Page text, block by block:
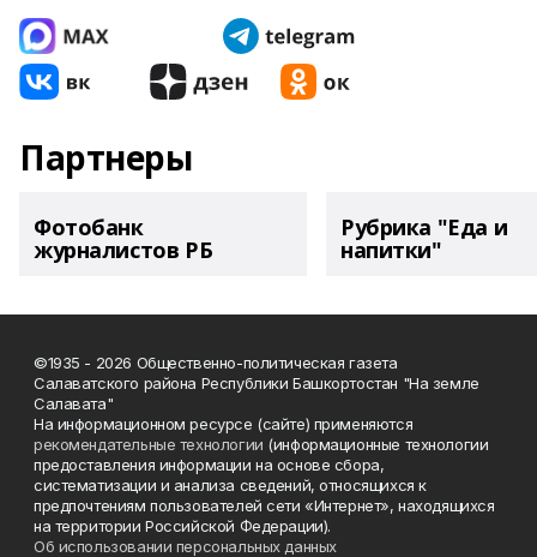
Партнеры
Фотобанк
журналистов РБ
Рубрика "Еда и
напитки"
©1935 - 2026 Общественно-политическая газета
Салаватского района Республики Башкортостан "На земле
Салавата"
На информационном ресурсе (сайте) применяются
рекомендательные технологии (информационные технологии
предоставления информации на основе сбора,
систематизации и анализа сведений, относящихся к
предпочтениям пользователей сети «Интернет», находящихся
на территории Российской Федерации).
Об использовании персональных данных